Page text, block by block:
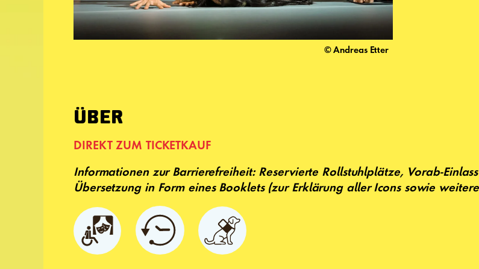
© Andreas Etter
ÜBER
DIREKT ZUM TICKETKAUF
Informationen zur Barrierefreiheit: Reservierte Rollstuhlplätze, Vorab-
Übersetzung in Form eines Booklets (zur Erklärung aller Icons sowie